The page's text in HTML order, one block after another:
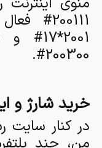
200300#.
خرید شارژ و
در کنار سایت